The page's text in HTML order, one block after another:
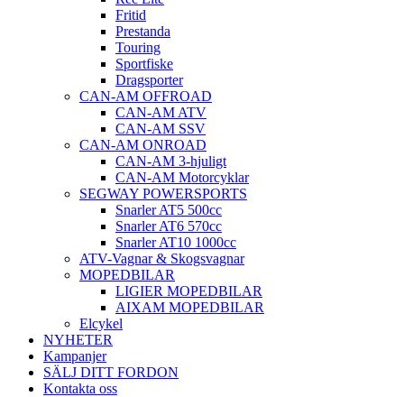
Fritid
Prestanda
Touring
Sportfiske
Dragsporter
CAN-AM OFFROAD
CAN-AM ATV
CAN-AM SSV
CAN-AM ONROAD
CAN-AM 3-hjuligt
CAN-AM Motorcyklar
SEGWAY POWERSPORTS
Snarler AT5 500cc
Snarler AT6 570cc
Snarler AT10 1000cc
ATV-Vagnar & Skogsvagnar
MOPEDBILAR
LIGIER MOPEDBILAR
AIXAM MOPEDBILAR
Elcykel
NYHETER
Kampanjer
SÄLJ DITT FORDON
Kontakta oss